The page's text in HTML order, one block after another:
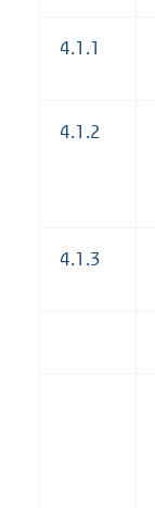
4.1.1
4.1.2
4.1.3